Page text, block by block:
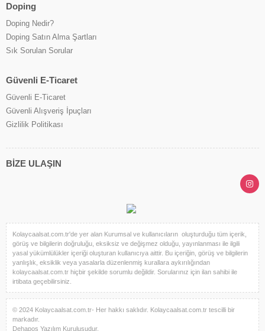
Doping
Doping Nedir?
Doping Satın Alma Şartları
Sık Sorulan Sorular
Güvenli E-Ticaret
Güvenli E-Ticaret
Güvenli Alışveriş İpuçları
Gizlilik Politikası
BİZE ULAŞIN
Kolaycaalsat.com.tr'de yer alan Kurumsal ve kullanıcıların oluşturduğu tüm içerik,
görüş ve bilgilerin doğruluğu, eksiksiz ve değişmez olduğu, yayınlanması ile ilgili
yasal yükümlülükler içeriği oluşturan kullanıcıya aittir. Bu içeriğin, görüş ve bilgilerin
yanlışlık, eksiklik veya yasalarla düzenlenmiş kurallara aykırılığından
kolaycaalsat.com.tr hiçbir şekilde sorumlu değildir. Sorularınız için ilan sahibi ile
irtibata geçebilirsiniz.
© 2024 Kolaycaalsat.com.tr- Her hakkı saklıdır. Kolaycaalsat.com.tr tescilli bir
markadır.
Dehapos Yazılım Kuruluşudur.